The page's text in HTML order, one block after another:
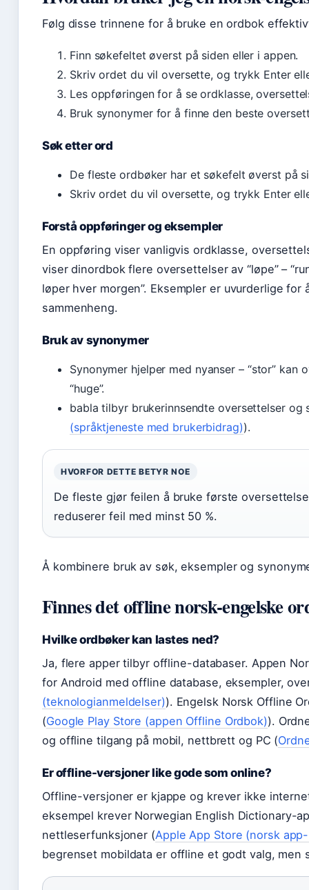
Følg disse trinnene for å bruke en ordbok
Finn søkefeltet øverst på siden eller i appen.
Skriv ordet du vil oversette, og trykk Enter
Les oppføringen for å se ordklasse,
Bruk synonymer for å finne den beste
Søk etter ord
De fleste ordbøker har et søkefelt øverst på
Skriv ordet du vil oversette, og trykk Enter
Forstå oppføringer og eksempler
En oppføring viser vanligvis ordklasse,
viser dinordbok flere oversettelser av “løpe” –
løper hver morgen”. Eksempler er uvurderlige
sammenheng.
Bruk av synonymer
Synonymer hjelper med nyanser – “stor” kan
“huge”.
babla tilbyr brukerinnsendte oversettelser og
(språktjeneste med brukerbidrag)).
HVORFOR DETTE BETYR NOE
De fleste gjør feilen å bruke første
reduserer feil med minst 50 %.
Å kombinere bruk av søk, eksempler og
Finnes det offline norsk-engelske
Hvilke ordbøker kan lastes ned?
Ja, flere apper tilbyr offline-databaser. Appen
for Android med offline database, eksempler,
(teknologianmeldelser)). Engelsk Norsk Offline
(Google Play Store (appen Offline Ordbok)).
og offline tilgang på mobil, nettbrett og PC (
Er offline-versjoner like gode som online?
Offline-versjoner er kjappe og krever ikke
eksempel krever Norwegian English Dictionary-
nettleserfunksjoner (Apple App Store (norsk
begrenset mobildata er offline et godt valg, men